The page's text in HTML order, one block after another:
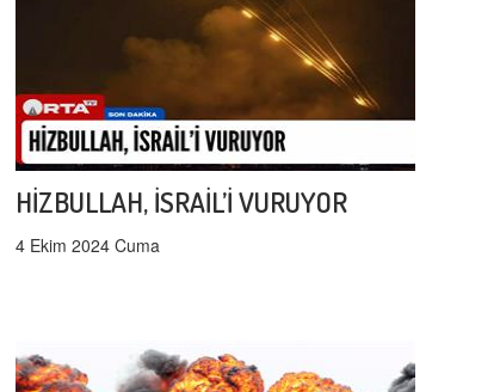
HİZBULLAH, İSRAİL’İ VURUYOR
4 Ekim 2024 Cuma